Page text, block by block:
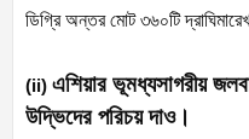
ডিগ্রি অন্তর মোট ৩৬০টি
(ii) এশিয়ার ভূমধ্যসাগরীয়
উদ্ভিদের পরিচয় দাও।